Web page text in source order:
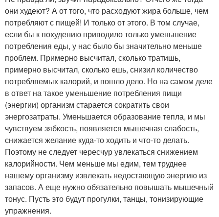
они худеют? А от того, что расходуют жира больше, чем
потребляют с пищей! И только от этого. В том случае,
если бы к похудению приводило только уменьшение
потребления еды, у нас было бы значительно меньше
проблем. Примерно высчитал, сколько тратишь,
примерно высчитал, сколько ешь, снизил количество
потребляемых калорий, и пошло дело. Но на самом деле
в ответ на такое уменьшение потребления пищи
(энергии) организм старается сократить свои
энергозатраты. Уменьшается образование тепла, и мы
чувствуем зябкость, появляется мышечная слабость,
снижается желание куда-то ходить и что-то делать.
Поэтому не следует чересчур увлекаться снижением
калорийности. Чем меньше мы едим, тем труднее
нашему организму извлекать недостающую энергию из
запасов. А еще нужно обязательно повышать мышечный
тонус. Пусть это будут прогулки, танцы, тонизирующие
упражнения.